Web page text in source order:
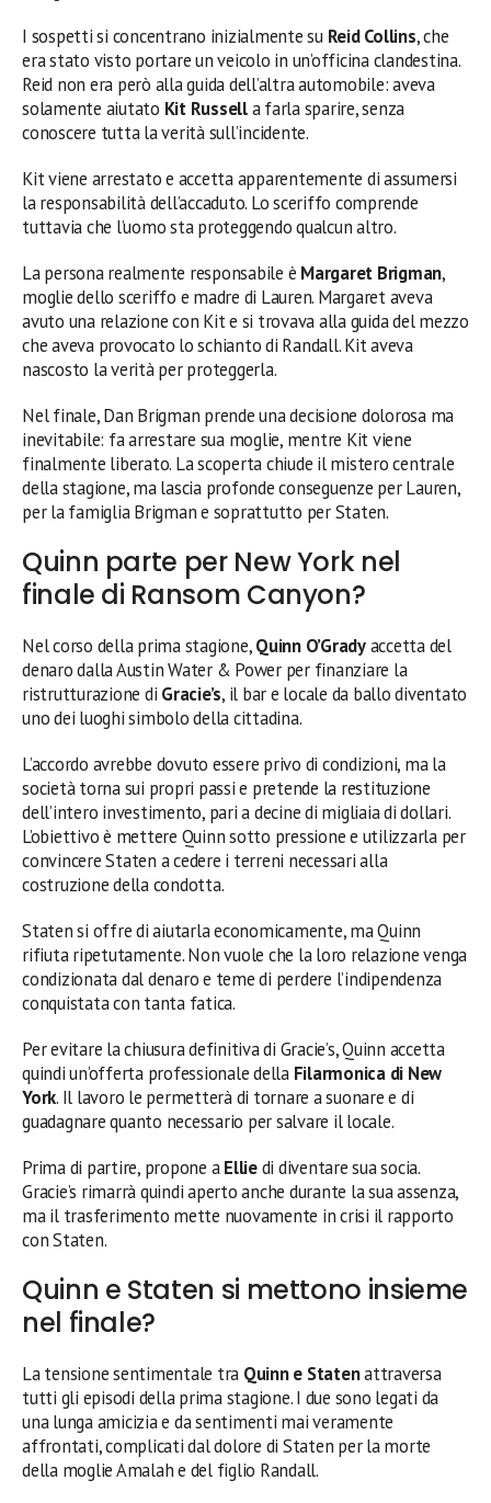
I sospetti si concentrano inizialmente su Reid Collins, che
era stato visto portare un veicolo in un’officina clandestina.
Reid non era però alla guida dell’altra automobile: aveva
solamente aiutato Kit Russella farla sparire, senza
conoscere tutta la verità sull’incidente.
Kit viene arrestato e accetta apparentemente di assumersi
la responsabilità dell’accaduto. Lo sceriffo comprende
tuttavia che l’uomo sta proteggendo qualcun altro.
La persona realmente responsabile è Margaret Brigman,
moglie dello sceriffo e madre di Lauren. Margaret aveva
avuto una relazione con Kit e si trovava alla guida del mezzo
che aveva provocato lo schianto di Randall. Kit aveva
nascosto la verità per proteggerla.
Nel finale, Dan Brigman prende una decisione dolorosa ma
inevitabile: fa arrestare sua moglie, mentre Kit viene
finalmente liberato. La scoperta chiude il mistero centrale
della stagione, ma lascia profonde conseguenze per Lauren,
per la famiglia Brigman e soprattutto per Staten.
Quinn parte per New York nel
finale di Ransom Canyon?
Nel corso della prima stagione,Quinn O’Gradyaccetta del
denaro dalla Austin Water & Power per finanziare la
ristrutturazione di Gracie’s, il bar e locale da ballo diventato
uno dei luoghi simbolo della cittadina.
L’accordo avrebbe dovuto essere privo di condizioni, ma la
società torna sui propri passi e pretende la restituzione
dell’intero investimento, pari a decine di migliaia di dollari.
L’obiettivo è mettere Quinn sotto pressione e utilizzarla per
convincere Staten a cedere i terreni necessari alla
costruzione della condotta.
Staten si offre di aiutarla economicamente, ma Quinn
rifiuta ripetutamente. Non vuole che la loro relazione venga
condizionata dal denaro e teme di perdere l’indipendenza
conquistata con tanta fatica.
Per evitare la chiusura definitiva di Gracie’s, Quinn accetta
quindi un’offerta professionale della Filarmonica di New
York. Il lavoro le permetterà di tornare a suonare e di
guadagnare quanto necessario per salvare il locale.
Prima di partire, propone aElliedi diventare sua socia.
Gracie’s rimarrà quindi aperto anche durante la sua assenza,
ma il trasferimento mette nuovamente in crisi il rapporto
con Staten.
Quinn e Staten si mettono insieme
nel finale?
La tensione sentimentale tra Quinn e Statenattraversa
tutti gli episodi della prima stagione. I due sono legati da
una lunga amicizia e da sentimenti mai veramente
affrontati, complicati dal dolore di Staten per la morte
della moglie Amalah e del figlio Randall.